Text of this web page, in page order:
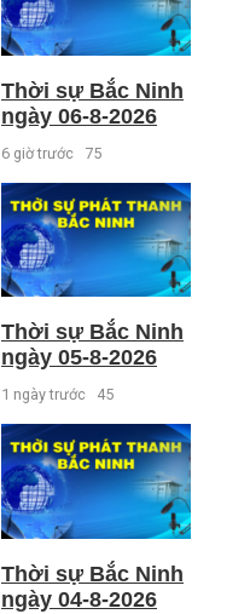
Thời sự Bắc Ninh
ngày 06-8-2026
6 giờ trước 75
Thời sự Bắc Ninh
ngày 05-8-2026
1 ngày trước 45
Thời sự Bắc Ninh
ngày 04-8-2026